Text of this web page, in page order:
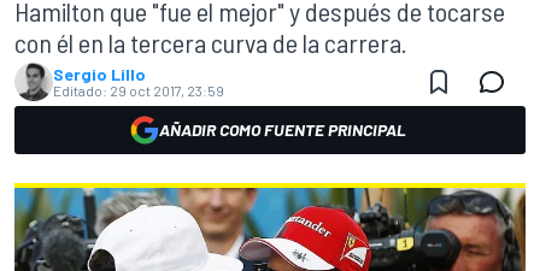
Hamilton que "fue el mejor" y después de tocarse
con él en la tercera curva de la carrera.
Sergio Lillo
Editado: 29 oct 2017, 23:59
AÑADIR COMO FUENTE PRINCIPAL